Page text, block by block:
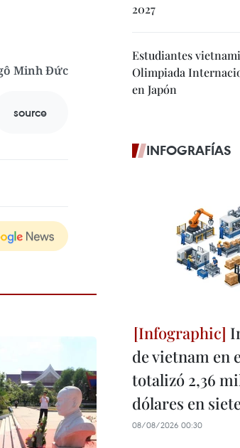
Minh Đức
source
2027
Estudiantes
Olimpiada
en Japón
INFOGRAFÍAS
de vietnam en
totalizó 2,36
dólares en
08/08/2026 00:30